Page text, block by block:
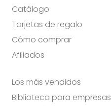
Catálogo
Tarjetas de regalo
Cómo comprar
Afiliados
Los más vendidos
Biblioteca para empresas